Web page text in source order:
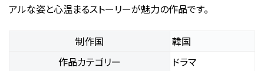
アルな姿と心温まるストーリーが魅力の作品です。
制作国
韓国
作品カテゴリー
ドラマ